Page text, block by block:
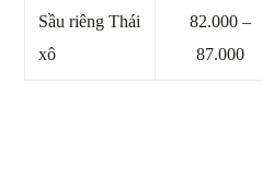
Sầu riêng Thái
xô
82.000 –
87.000